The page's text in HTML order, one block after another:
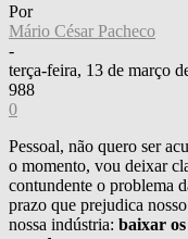
Por
Mário César Pacheco
-
terça-feira, 13 de março
988
0
Pessoal, não quero ser
o momento, vou deixar
contundente o problema
prazo que prejudica
nossa indústria: baixar